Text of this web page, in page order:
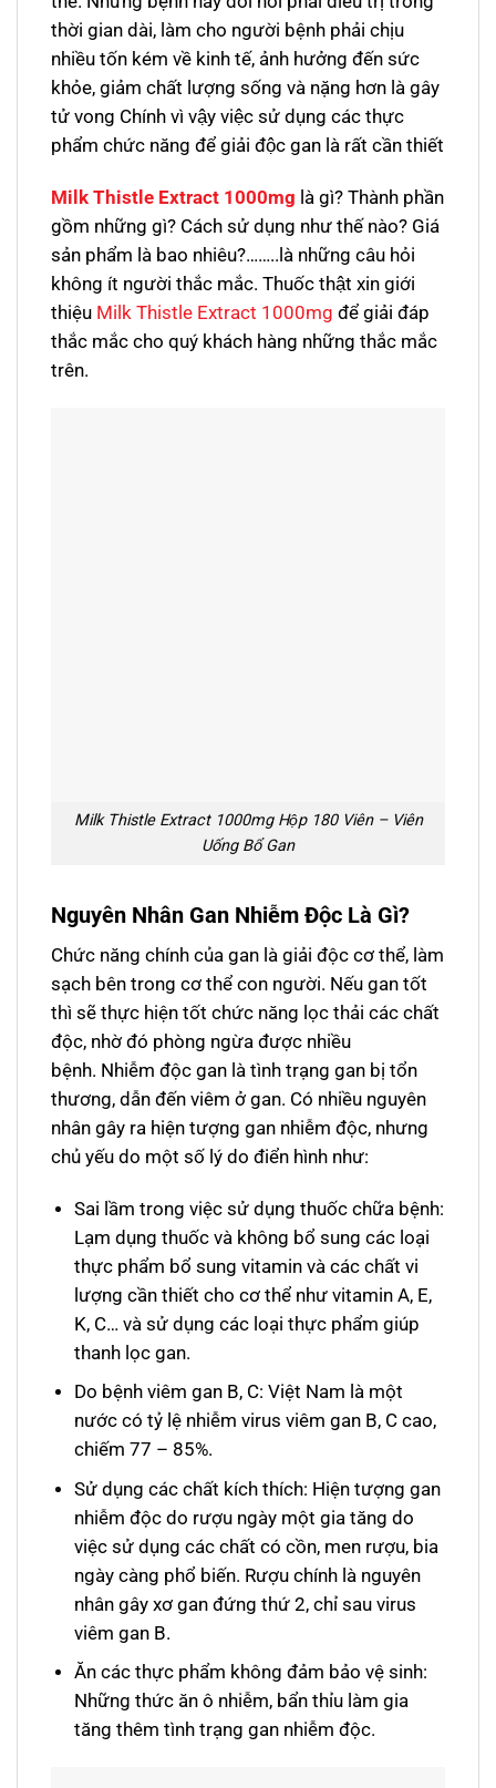
thời gian dài, làm cho người bệnh phải chịu
nhiều tốn kém về kinh tế, ảnh hưởng đến sức
khỏe, giảm chất lượng sống và nặng hơn là gây
tử vong Chính vì vậy việc sử dụng các thực
phẩm chức năng để giải độc gan là rất cần thiết
Milk Thistle Extract 1000mg là gì? Thành phần
gồm những gì? Cách sử dụng như thế nào? Giá
sản phẩm là bao nhiêu?……..là những câu hỏi
không ít người thắc mắc. Thuốc thật xin giới
thiệu Milk Thistle Extract 1000mg để giải đáp
thắc mắc cho quý khách hàng những thắc mắc
trên.
Milk Thistle Extract 1000mg Hộp 180 Viên – Viên
Uống Bổ Gan
Nguyên Nhân Gan Nhiễm Độc Là Gì?
Chức năng chính của gan là giải độc cơ thể, làm
sạch bên trong cơ thể con người. Nếu gan tốt
thì sẽ thực hiện tốt chức năng lọc thải các chất
độc, nhờ đó phòng ngừa được nhiều
bệnh. Nhiễm độc gan là tình trạng gan bị tổn
thương, dẫn đến viêm ở gan. Có nhiều nguyên
nhân gây ra hiện tượng gan nhiễm độc, nhưng
chủ yếu do một số lý do điển hình như:
Sai lầm trong việc sử dụng thuốc chữa bệnh:
Lạm dụng thuốc và không bổ sung các loại
thực phẩm bổ sung vitamin và các chất vi
lượng cần thiết cho cơ thể như vitamin A, E,
K, C… và sử dụng các loại thực phẩm giúp
thanh lọc gan.
Do bệnh viêm gan B, C: Việt Nam là một
nước có tỷ lệ nhiễm virus viêm gan B, C cao,
chiếm 77 – 85%.
Sử dụng các chất kích thích: Hiện tượng gan
nhiễm độc do rượu ngày một gia tăng do
việc sử dụng các chất có cồn, men rượu, bia
ngày càng phổ biến. Rượu chính là nguyên
nhân gây xơ gan đứng thứ 2, chỉ sau virus
viêm gan B.
Ăn các thực phẩm không đảm bảo vệ sinh:
Những thức ăn ô nhiễm, bẩn thỉu làm gia
tăng thêm tình trạng gan nhiễm độc.